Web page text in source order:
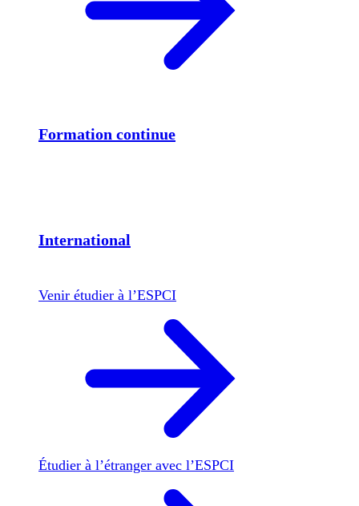
Formation continue
International
Venir étudier à l’ESPCI
Étudier à l’étranger avec l’ESPCI